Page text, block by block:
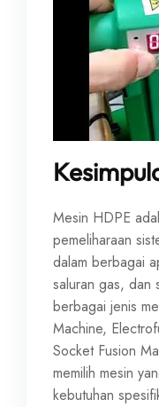
Mesin HDPE
pemeliharaan
dalam berbagai
saluran gas, dan
berbagai jenis
Machine,
Socket Fusion
memilih mesin
kebutuhan